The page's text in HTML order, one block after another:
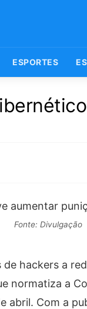
ESPORTES
Fonte: Divulgação
hackers a
normatiza a
abril. Com a